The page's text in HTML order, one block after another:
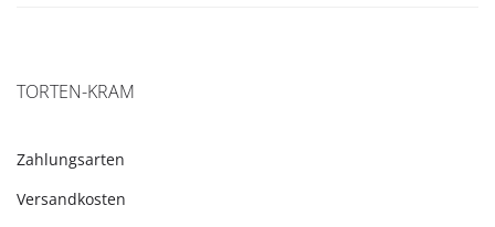
TORTEN-KRAM
Zahlungsarten
Versandkosten